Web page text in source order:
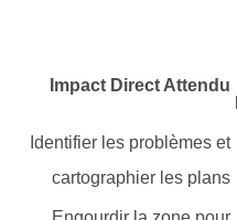
Impact Direct Attendu
Identifier les problèmes et
cartographier les plans